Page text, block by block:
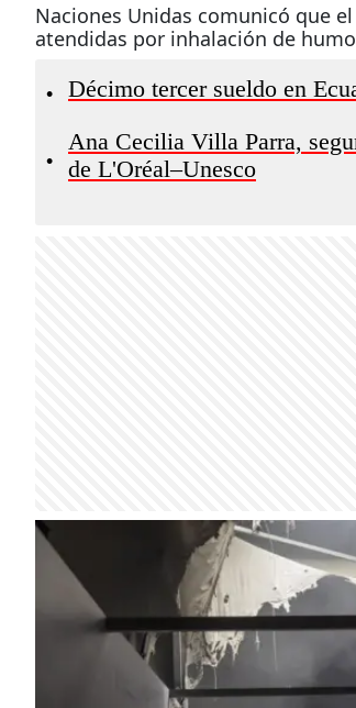
Naciones Unidas comunicó que
atendidas por inhalación de
• Décimo tercer sueldo en
•
Ana Cecilia Villa Parra,
de L'Oréal–Unesco